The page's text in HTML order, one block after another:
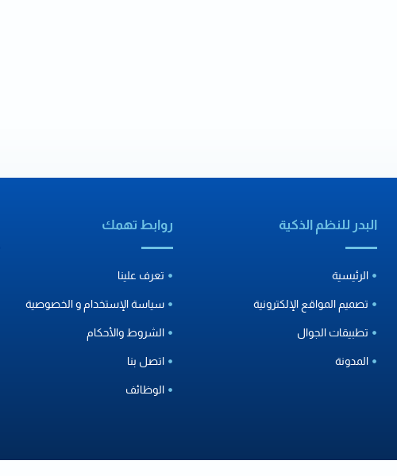
البدر للنظم الذكية
الرئيسية
تصميم المواقع الإلكترونية
تطبيقات الجوال
المدونة
روابط تهمك
تعرف علينا
سياسة الإستخدام و الخصوصية
الشروط والأحكام
اتصل بنا
الوظائف